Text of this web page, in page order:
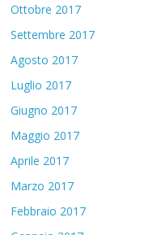
Ottobre 2017
Settembre 2017
Agosto 2017
Luglio 2017
Giugno 2017
Maggio 2017
Aprile 2017
Marzo 2017
Febbraio 2017